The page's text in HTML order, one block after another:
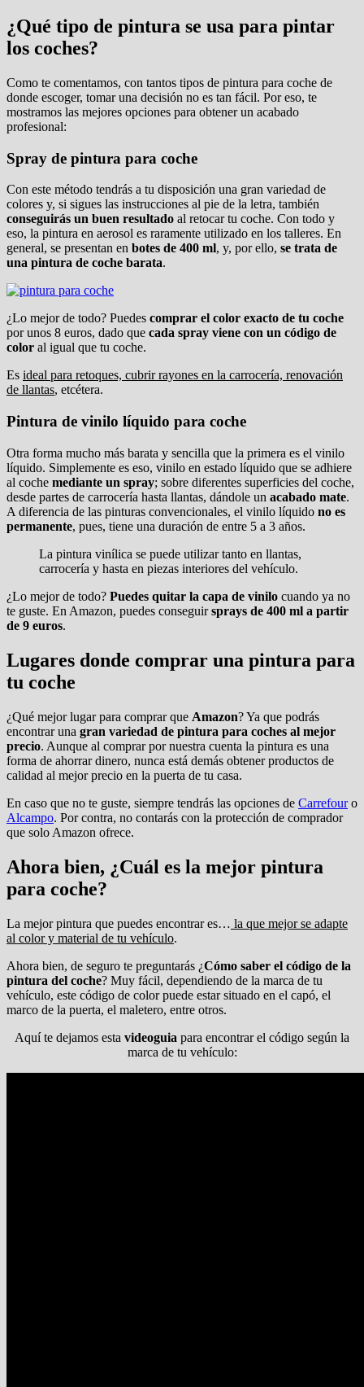
¿Qué tipo de pintura se usa para pintar
los coches?
Como te comentamos, con tantos tipos de pintura para coche de
donde escoger, tomar una decisión no es tan fácil. Por eso, te
mostramos las mejores opciones para obtener un acabado
profesional:
Spray de pintura para coche
Con este método tendrás a tu disposición una gran variedad de
colores y, si sigues las instrucciones al pie de la letra, también
conseguirás un buen resultado al retocar tu coche. Con todo y
eso, la pintura en aerosol es raramente utilizado en los talleres. En
general, se presentan en botes de 400 ml, y, por ello, se trata de
una pintura de coche barata.
¿Lo mejor de todo? Puedes comprar el color exacto de tu coche
por unos 8 euros, dado que cada spray viene con un código de
color al igual que tu coche.
Es ideal para retoques, cubrir rayones en la carrocería, renovación
de llantas, etcétera.
Pintura de vinilo líquido para coche
Otra forma mucho más barata y sencilla que la primera es el vinilo
líquido. Simplemente es eso, vinilo en estado líquido que se adhiere
al coche mediante un spray; sobre diferentes superficies del coche,
desde partes de carrocería hasta llantas, dándole un acabado mate.
A diferencia de las pinturas convencionales, el vinilo líquido no es
permanente, pues, tiene una duración de entre 5 a 3 años.
La pintura vinílica se puede utilizar tanto en llantas,
carrocería y hasta en piezas interiores del vehículo.
¿Lo mejor de todo? Puedes quitar la capa de vinilo cuando ya no
te guste. En Amazon, puedes conseguirsprays de 400 ml a partir
de 9 euros.
Lugares donde comprar una pintura para
tu coche
¿Qué mejor lugar para comprar que Amazon? Ya que podrás
encontrar una gran variedad de pintura para coches al mejor
precio. Aunque al comprar por nuestra cuenta la pintura es una
forma de ahorrar dinero, nunca está demás obtener productos de
calidad al mejor precio en la puerta de tu casa.
En caso que no te guste, siempre tendrás las opciones de Carrefouro
Alcampo. Por contra, no contarás con la protección de comprador
que solo Amazon ofrece.
Ahora bien, ¿Cuál es la mejor pintura
para coche?
La mejor pintura que puedes encontrar es… la que mejor se adapte
al color y material de tu vehículo.
Ahora bien, de seguro te preguntarás ¿Cómo saber el código de la
pintura del coche? Muy fácil, dependiendo de la marca de tu
vehículo, este código de color puede estar situado en el capó, el
marco de la puerta, el maletero, entre otros.
Aquí te dejamos esta videoguia para encontrar el código según la
marca de tu vehículo: